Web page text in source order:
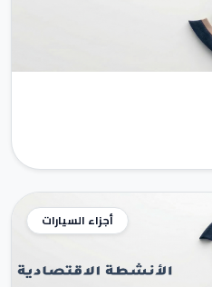
أجزاء السيارات